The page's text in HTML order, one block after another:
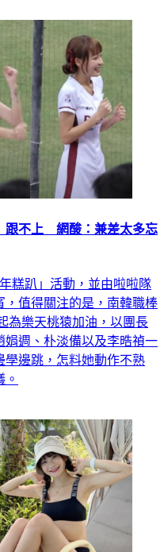
跟不上 網酸：兼差太多忘
糕趴」活動，並由啦啦隊
，值得關注的是，南韓職棒
為樂天桃猿加油，以團長
週、朴淡備以及李晧禎一
學邊跳，怎料她動作不熟